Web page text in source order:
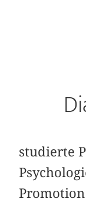
studierte